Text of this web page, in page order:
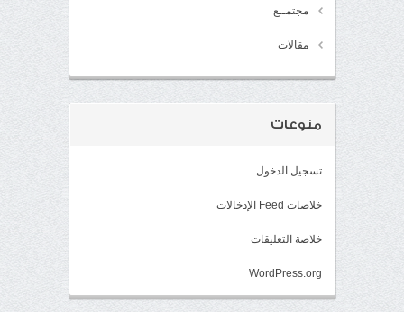
مجتمــع
مقالات
منوعات
تسجيل الدخول
خلاصات Feed الإدخالات
خلاصة التعليقات
WordPress.org